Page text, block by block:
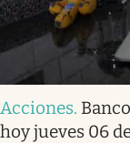
Acciones.
hoy jueves 06